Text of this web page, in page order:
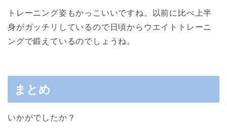
トレーニング姿もかっこいいですね。以前に比べ上半
身がガッチリしているので日頃からウエイトトレーニ
ングで鍛えているのでしょうね。
まとめ
いかがでしたか？